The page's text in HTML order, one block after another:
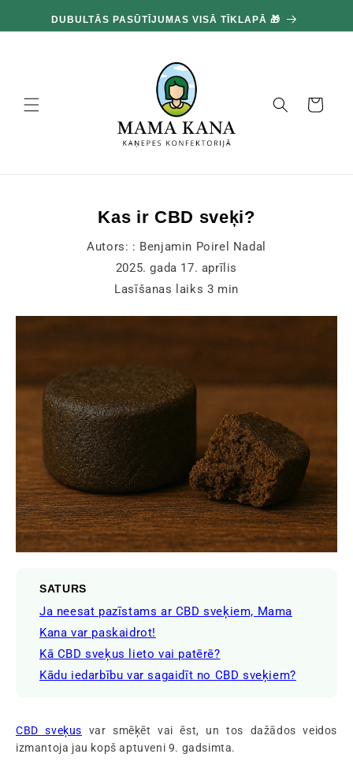
pāriet
pie
DUBULTĀS PASŪTĪJUMAS VISĀ TĪKLAPĀ 🎁
Grozs
Kas ir CBD sveķi?
Autors: : Benjamin Poirel Nadal
2025. gada 17. aprīlis
Lasīšanas laiks 3 min
SATURS
Ja neesat pazīstams ar CBD sveķiem, Mama
Kana var paskaidrot!
Kā CBD sveķus lieto vai patērē?
Kādu iedarbību var sagaidīt no CBD sveķiem?
CBD sveķus var smēķēt vai ēst, un tos dažādos veidos
izmantoja jau kopš aptuveni 9. gadsimta.